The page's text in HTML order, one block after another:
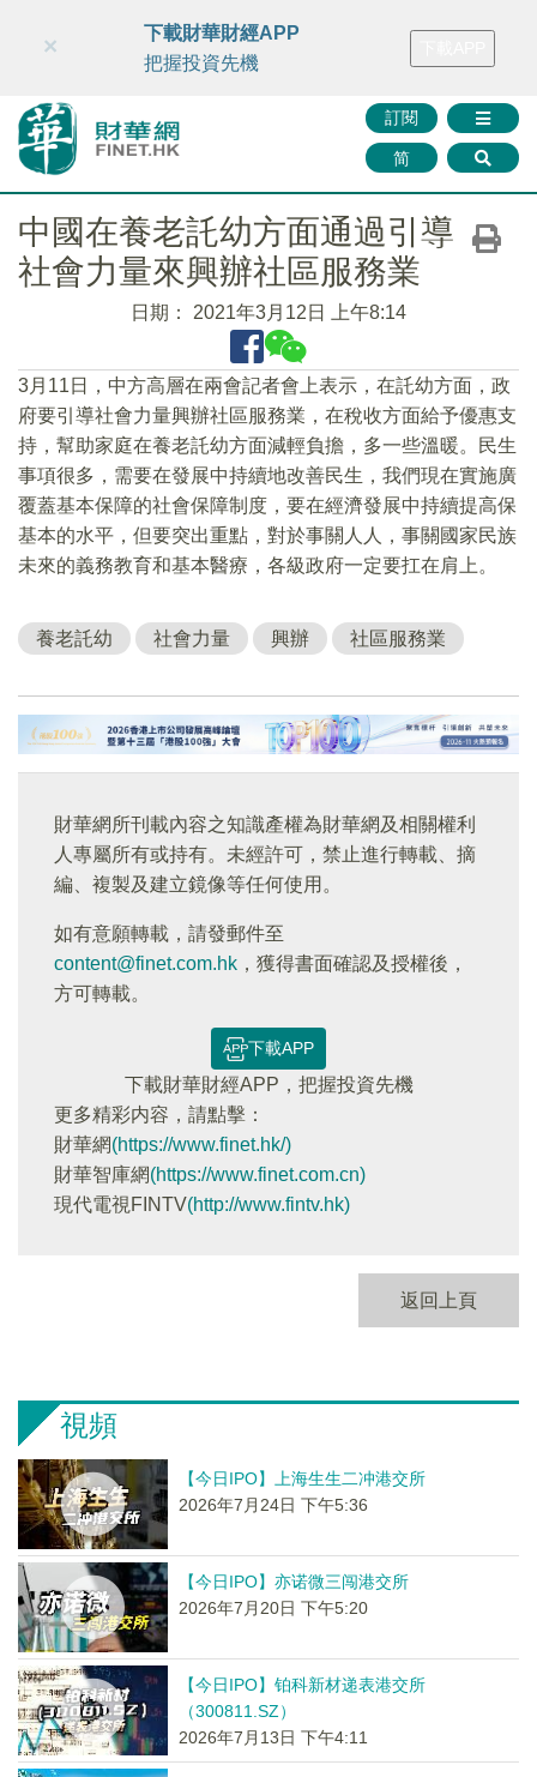
財華智庫網 FINTV FINMETA 財華證券 媒體矩陣
訂閱
简
×
下載財華財經APP
把握投資先機
中國在養老託幼方面通過引導
社會力量來興辦社區服務業
日期： 2021年3月12日 上午8:14
3月11日，中方高層在兩會記者會上表示，在託幼方面，政
府要引導社會力量興辦社區服務業，在稅收方面給予優惠支
持，幫助家庭在養老託幼方面減輕負擔，多一些溫暖。民生
事項很多，需要在發展中持續地改善民生，我們現在實施廣
覆蓋基本保障的社會保障制度，要在經濟發展中持續提高保
基本的水平，但要突出重點，對於事關人人，事關國家民族
未來的義務教育和基本醫療，各級政府一定要扛在肩上。
養老託幼 社會力量 興辦 社區服務業
財華網所刊載內容之知識產權為財華網及相關權利
人專屬所有或持有。未經許可，禁止進行轉載、摘
編、複製及建立鏡像等任何使用。
如有意願轉載，請發郵件至
content@finet.com.hk ，獲得書面確認及授權後，
方可轉載。
下載APP
下載財華財經APP，把握投資先機
更多精彩内容，請點擊：
財華網(https://www.finet.hk/)
財華智庫網(https://www.finet.com.cn)
現代電視FINTV(http://www.fintv.hk)
返回上頁
視頻
【今日IPO】上海生生二冲港交所
2026年7月24日 下午5:36
【今日IPO】亦诺微三闯港交所
2026年7月20日 下午5:20
【今日IPO】铂科新材递表港交所
（300811.SZ）
2026年7月13日 下午4:11